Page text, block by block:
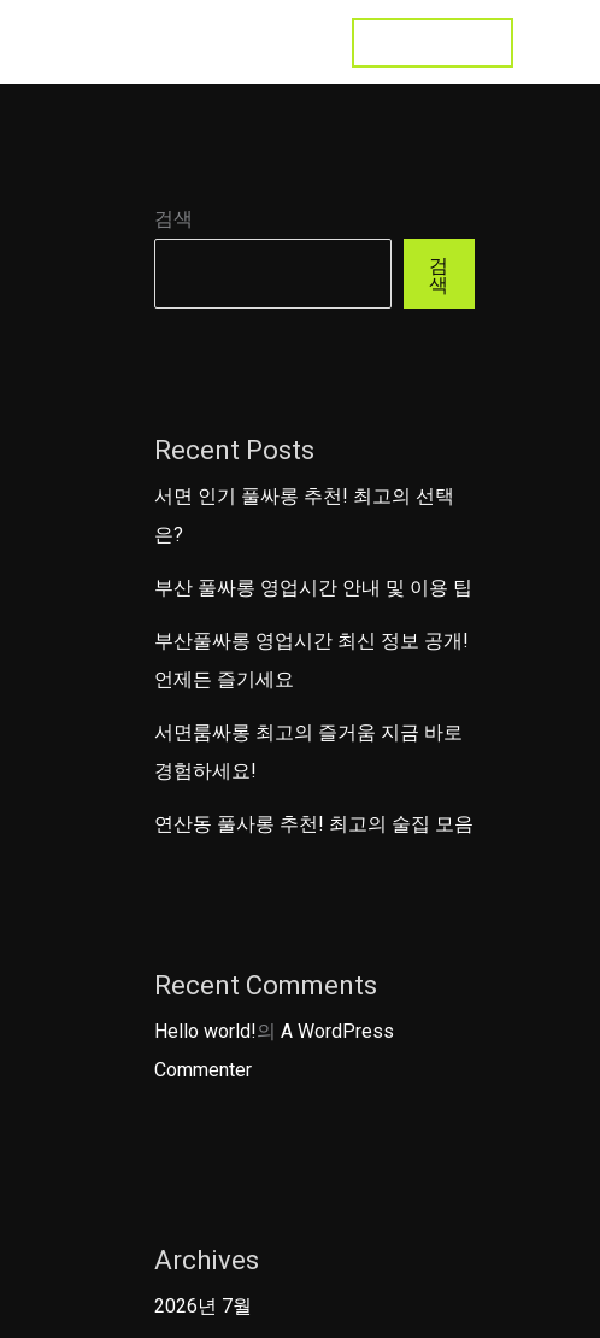
검색
검
색
Recent Posts
서면 인기 풀싸롱 추천! 최고의 선택
은?
부산 풀싸롱 영업시간 안내 및 이용 팁
부산풀싸롱 영업시간 최신 정보 공개!
언제든 즐기세요
서면룸싸롱 최고의 즐거움 지금 바로
경험하세요!
연산동 풀사롱 추천! 최고의 술집 모음
Recent Comments
Hello world!의 A WordPress
Commenter
Archives
2026년 7월